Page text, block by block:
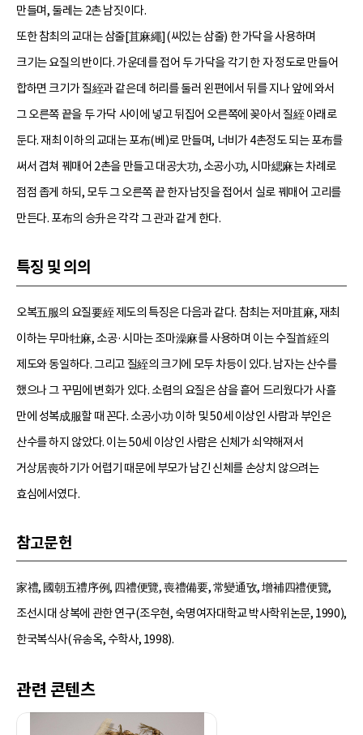
만들며, 둘레는 2촌 남짓이다.
또한 참최의 교대는 삼줄[苴麻繩](씨있는 삼줄) 한 가닥을 사용하며
크기는 요질의 반이다. 가운데를 접어 두 가닥을 각기 한 자 정도로 만들어
합하면 크기가 질絰과 같은데 허리를 둘러 왼편에서 뒤를 지나 앞에 와서
그 오른쪽 끝을 두 가닥 사이에 넣고 뒤집어 오른쪽에 꽂아서 질絰 아래로
둔다. 재최 이하의 교대는 포布(베)로 만들며, 너비가 4촌정도 되는 포布를
써서 겹쳐 꿰매어 2촌을 만들고 대공大功, 소공小功, 시마緦麻는 차례로
점점 좁게 하되, 모두 그 오른쪽 끝 한자 남짓을 접어서 실로 꿰매어 고리를
만든다. 포布의 승升은 각각 그 관과 같게 한다.
특징 및 의의
오복五服의 요질要絰 제도의 특징은 다음과 같다. 참최는 저마苴麻, 재최
이하는 무마牡麻, 소공·시마는 조마澡麻를 사용하며 이는 수질首絰의
제도와 동일하다. 그리고 질絰의 크기에 모두 차등이 있다. 남자는 산수를
했으나 그 꾸밈에 변화가 있다. 소렴의 요질은 삼을 흩어 드리웠다가 사흘
만에 성복成服할 때 꼰다. 소공小功 이하 및 50세 이상인 사람과 부인은
산수를 하지 않았다. 이는 50세 이상인 사람은 신체가 쇠약해져서
거상居喪하기가 어렵기 때문에 부모가 남긴 신체를 손상치 않으려는
효심에서였다.
참고문헌
家禮, 國朝五禮序例, 四禮便覽, 喪禮備要, 常變通攷, 增補四禮便覽,
조선시대 상복에 관한 연구(조우현, 숙명여자대학교 박사학위논문, 1990),
한국복식사(유송옥, 수학사, 1998).
관련 콘텐츠